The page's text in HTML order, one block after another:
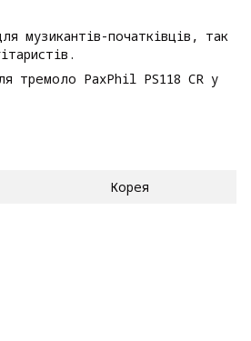
музикантів-початківців, так
тремоло PaxPhil PS118 CR у
Корея